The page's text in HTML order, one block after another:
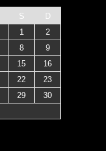
S
D
1
2
8
9
15
16
22
23
29
30